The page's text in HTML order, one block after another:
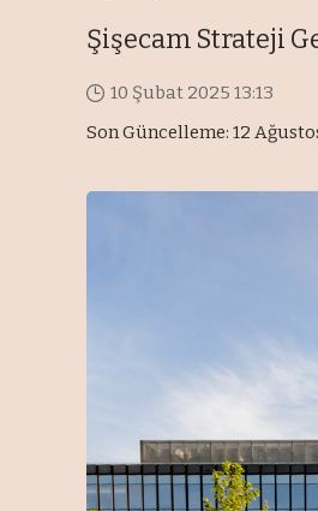
Şişecam Strateji
Son Güncelleme: 12
10 Şubat 2025 13:13